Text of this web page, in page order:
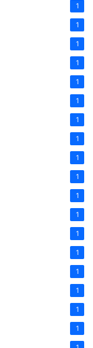
1
1
1
1
1
1
1
1
1
1
1
1
1
1
1
1
1
1